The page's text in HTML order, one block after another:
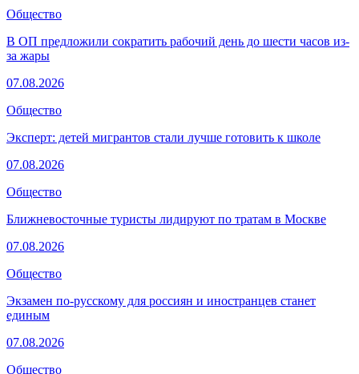
Общество
В ОП предложили сократить рабочий день до шести часов из-
за жары
07.08.2026
Общество
Эксперт: детей мигрантов стали лучше готовить к школе
07.08.2026
Общество
Ближневосточные туристы лидируют по тратам в Москве
07.08.2026
Общество
Экзамен по-русскому для россиян и иностранцев станет
единым
07.08.2026
Общество